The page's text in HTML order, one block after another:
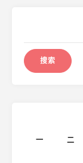
一 二